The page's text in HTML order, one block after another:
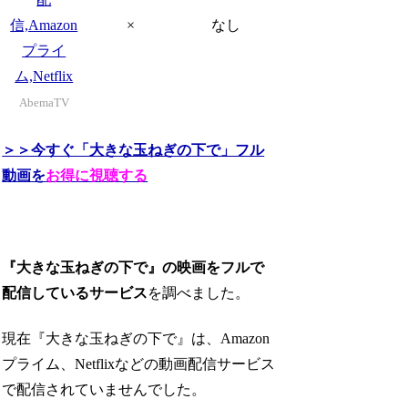
AbemaTV
× なし
＞＞今すぐ「大きな玉ねぎの下で」フル
動画をお得に視聴する
『大きな玉ねぎの下で』の映画をフルで
配信しているサービスを調べました。
現在『大きな玉ねぎの下で』は、Amazon
プライム、Netflixなどの動画配信サービス
で配信されていませんでした。